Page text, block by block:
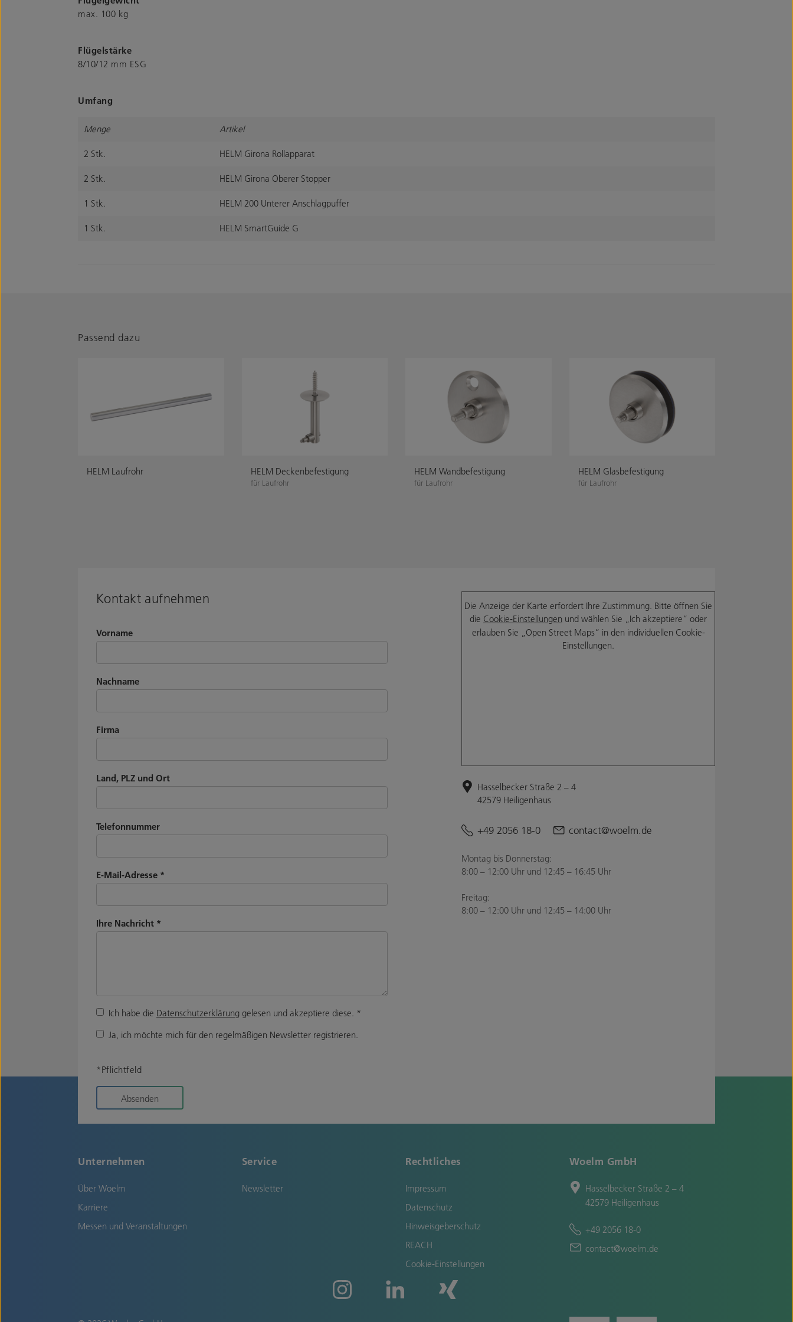
max. 100 kg
Flügelstärke
8/10/12 mm ESG
Umfang
Menge Artikel
2 Stk. HELM Girona Rollapparat
2 Stk. HELM Girona Oberer Stopper
1 Stk. HELM 200 Unterer Anschlagpuffer
1 Stk. HELM SmartGuide G
Passend dazu
HELM Laufrohr HELM Deckenbefestigung
für Laufrohr
HELM Wandbefestigung
für Laufrohr
HELM Glasbefestigung
für Laufrohr
Kontakt aufnehmen
Vorname
Nachname
Firma
Land, PLZ und Ort
Telefonnummer
E-Mail-Adresse *
Ihre Nachricht *
Ich habe die Datenschutzerklärung gelesen und akzeptiere diese. *
Ja, ich möchte mich für den regelmäßigen Newsletter registrieren.
*Pflichtfeld
Absenden
Die Anzeige der Karte erfordert Ihre Zustimmung. Bitte öffnen Sie
die Cookie-Einstellungen und wählen Sie „Ich akzeptiere“ oder
erlauben Sie „Open Street Maps“ in den individuellen Cookie-
Einstellungen.
Hasselbecker Straße 2 – 4
42579 Heiligenhaus
+49 2056 18-0 contact@woelm.de
Montag bis Donnerstag:
8:00 – 12:00 Uhr und 12:45 – 16:45 Uhr
Freitag:
8:00 – 12:00 Uhr und 12:45 – 14:00 Uhr
Unternehmen
Über Woelm
Karriere
Messen und Veranstaltungen
Service
Newsletter
Rechtliches
Impressum
Datenschutz
Hinweisgeberschutz
REACH
Cookie-Einstellungen
Woelm GmbH
Hasselbecker Straße 2 – 4
42579 Heiligenhaus
+49 2056 18-0
contact@woelm.de